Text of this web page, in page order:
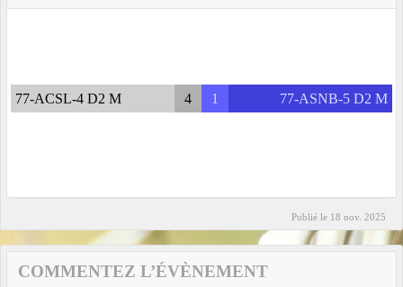
77-ACSL-4 D2 M 4 1 77-ASNB-5 D2 M
Publié le 18 nov. 2025
COMMENTEZ L’ÉVÈNEMENT